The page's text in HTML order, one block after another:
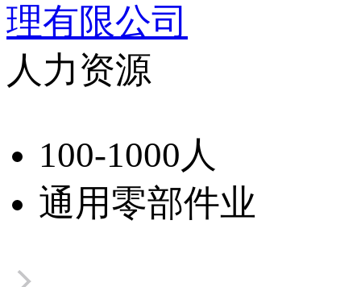
理有限公司
人力资源
100-1000人
通用零部件业